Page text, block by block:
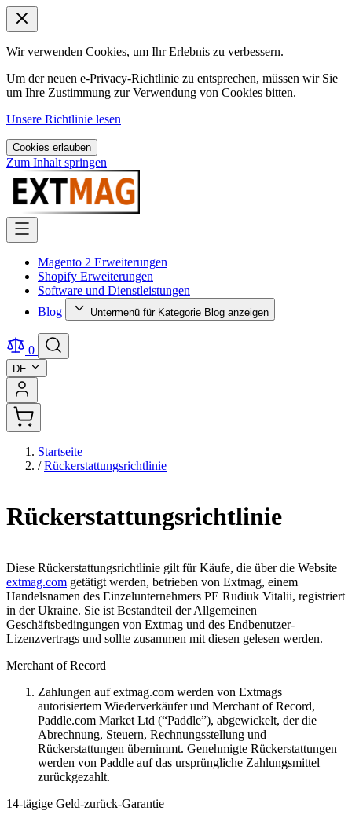
Wir verwenden Cookies, um Ihr Erlebnis zu verbessern.
Um der neuen e-Privacy-Richtlinie zu entsprechen, müssen wir Sie
um Ihre Zustimmung zur Verwendung von Cookies bitten.
Unsere Richtlinie lesen
Cookies erlauben
Zum Inhalt springen
Magento 2 Erweiterungen
Shopify Erweiterungen
Software und Dienstleistungen
Blog
Untermenü für Kategorie Blog anzeigen
0
DE
Startseite
/ Rückerstattungsrichtlinie
Rückerstattungsrichtlinie
Diese Rückerstattungsrichtlinie gilt für Käufe, die über die Website
extmag.com getätigt werden, betrieben von Extmag, einem
Handelsnamen des Einzelunternehmers PE Rudiuk Vitalii, registriert
in der Ukraine. Sie ist Bestandteil der Allgemeinen
Geschäftsbedingungen von Extmag und des Endbenutzer-
Lizenzvertrags und sollte zusammen mit diesen gelesen werden.
Merchant of Record
Zahlungen auf extmag.com werden von Extmags
autorisiertem Wiederverkäufer und Merchant of Record,
Paddle.com Market Ltd (“Paddle”), abgewickelt, der die
Abrechnung, Steuern, Rechnungsstellung und
Rückerstattungen übernimmt. Genehmigte Rückerstattungen
werden von Paddle auf das ursprüngliche Zahlungsmittel
zurückgezahlt.
14-tägige Geld-zurück-Garantie